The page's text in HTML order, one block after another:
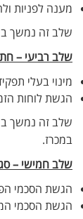
מענה לפניות
שלב זה נמשך בין 3-4 חודשים, בסופו נבחר הזוכה
שלב רביעי –
מינוי בעלי
הגשת לוחות
במכרז.
שלב חמישי –
הגשת הסכמי
הגשת הסכמי